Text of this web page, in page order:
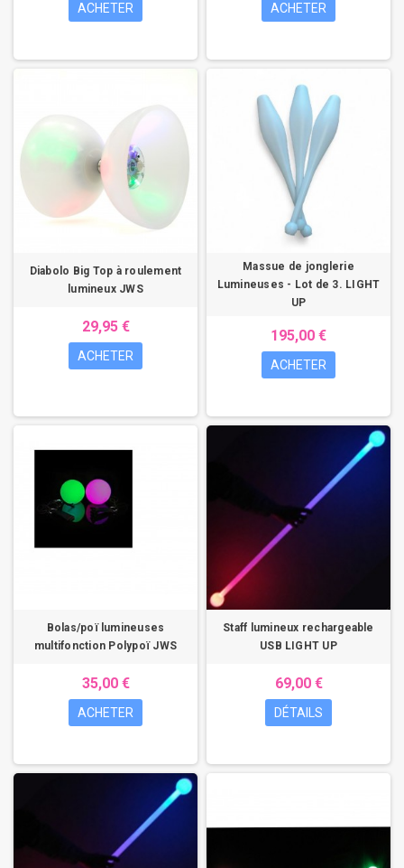
ACHETER ACHETER
Diabolo Big Top à roulement
lumineux JWS
29,95 €
ACHETER
Massue de jonglerie
Lumineuses - Lot de 3. LIGHT
UP
195,00 €
ACHETER
Bolas/poï lumineuses
multifonction Polypoï JWS
35,00 €
ACHETER
Staff lumineux rechargeable
USB LIGHT UP
69,00 €
DÉTAILS